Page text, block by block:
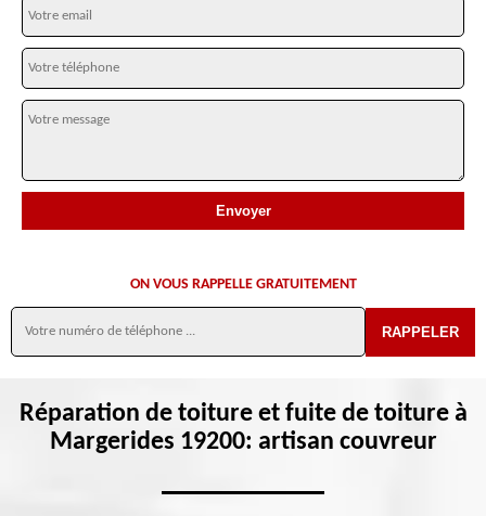
ON VOUS RAPPELLE GRATUITEMENT
Réparation de toiture et fuite de toiture à
Margerides 19200: artisan couvreur